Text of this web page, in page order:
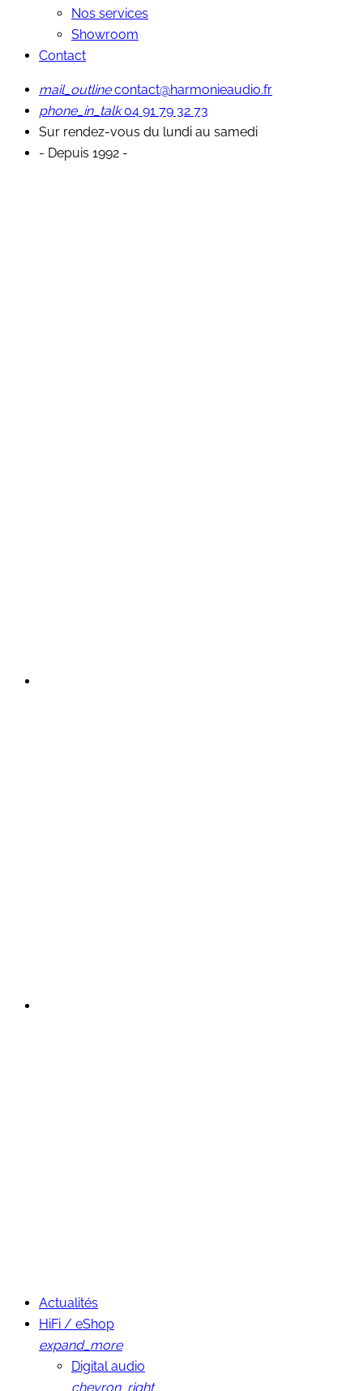
Nos services
Showroom
Contact
mail_outline contact@harmonieaudio.fr
phone_in_talk 04 91 79 32 73
Sur rendez-vous du lundi au samedi
- Depuis 1992 -
Actualités
HiFi / eShop
expand_more
Digital audio
chevron_right